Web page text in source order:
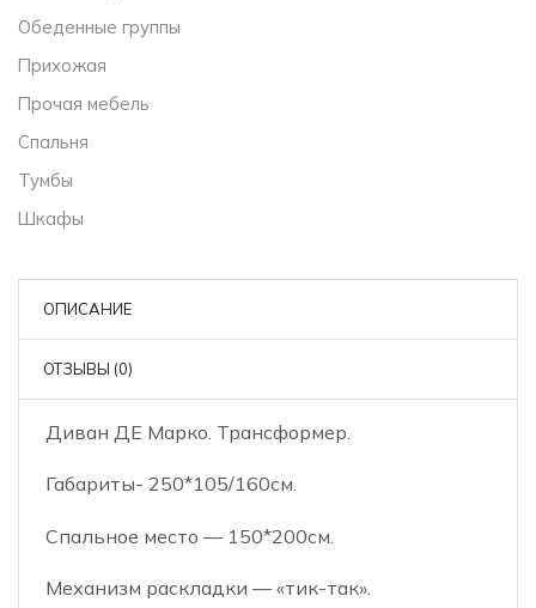
Обеденные группы
Прихожая
Прочая мебель
Спальня
Тумбы
Шкафы
ОПИСАНИЕ
ОТЗЫВЫ (0)
Диван ДЕ Марко. Трансформер.
Габариты- 250*105/160см.
Спальное место — 150*200см.
Механизм раскладки — «тик-так».